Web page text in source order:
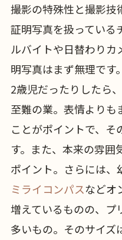
撮影の特殊性と撮影技
証明写真を扱っている
ルバイトや日替わりカ
明写真はまず無理です
2歳児だったりしたら
至難の業。表情よりも
ことがポイントで、そ
す。また、本来の雰囲
ポイント。さらには、
ミライコンパスなどオ
増えているものの、プ
多いもの。そのサイズ